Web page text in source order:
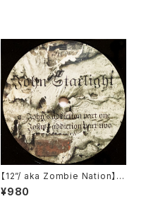
【12”/ aka Zombie Nation】J
ohn Starlight / John's Addi
ction (Television Records)
¥980